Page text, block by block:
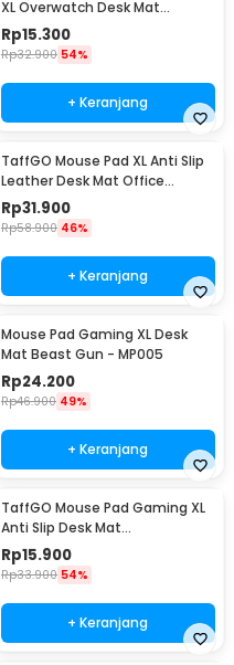
XL Overwatch Desk Mat
800x300x2mm Overwatch
Rp15.300
Rp32.900 54%
+ Keranjang
TaffGO Mouse Pad XL Anti Slip
Leather Desk Mat Office
800x400x1mm 400x800x1mm -
A47780
Rp31.900
Rp58.900 46%
+ Keranjang
Mouse Pad Gaming XL Desk
Mat Beast Gun - MP005
Rp24.200
Rp46.900 49%
+ Keranjang
TaffGO Mouse Pad Gaming XL
Anti Slip Desk Mat
300x800x2mm Control - LS
Rp15.900
Rp33.900 54%
+ Keranjang